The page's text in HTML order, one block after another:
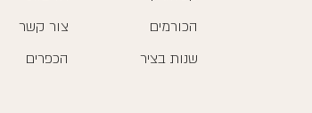
הכורמים
שנות בציר
צור קשר
הכפרים